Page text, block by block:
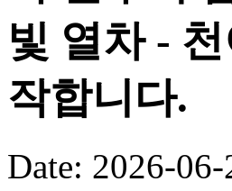
빛 열차 -
작합니다.
Date: 2026-06-